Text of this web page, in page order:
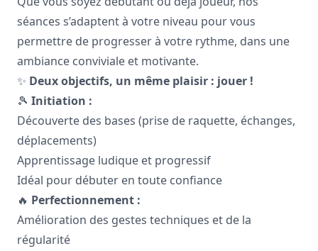
séances s’adaptent à votre niveau pour vous
permettre de progresser à votre rythme, dans une
ambiance conviviale et motivante.
✨ Deux objectifs, un même plaisir : jouer !
🎾 Initiation :
Découverte des bases (prise de raquette, échanges,
déplacements)
Apprentissage ludique et progressif
Idéal pour débuter en toute confiance
🔥 Perfectionnement :
Amélioration des gestes techniques et de la
régularité